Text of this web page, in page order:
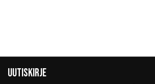
Uutiskirje